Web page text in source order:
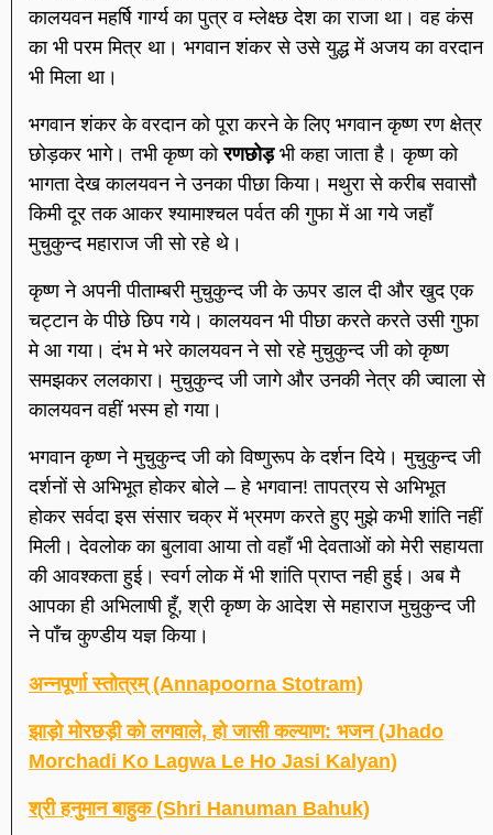
कालयवन महर्षि गार्ग्य का पुत्र व म्लेक्ष्छ देश का राजा था। वह कंस
का भी परम मित्र था। भगवान शंकर से उसे युद्ध में अजय का वरदान
भी मिला था।
भगवान शंकर के वरदान को पूरा करने के लिए भगवान कृष्ण रण क्षेत्र
छोड़कर भागे। तभी कृष्ण कोरणछोड़भी कहा जाता है। कृष्ण को
भागता देख कालयवन ने उनका पीछा किया। मथुरा से करीब सवासौ
किमी दूर तक आकर श्यामाश्‍चल पर्वत की गुफा में आ गये जहाँ
मुचुकुन्द महाराज जी सो रहे थे।
कृष्ण ने अपनी पीताम्बरी मुचुकुन्द जी के ऊपर डाल दी और खुद एक
चट्टान के पीछे छिप गये। कालयवन भी पीछा करते करते उसी गुफा
मे आ गया। दंभ मे भरे कालयवन ने सो रहे मुचुकुन्द जी को कृष्ण
समझकर ललकारा। मुचुकुन्द जी जागे और उनकी नेत्र की ज्वाला से
कालयवन वहीं भस्म हो गया।
भगवान कृष्ण ने मुचुकुन्द जी को विष्णुरूप के दर्शन दिये। मुचुकुन्द जी
दर्शनों से अभिभूत होकर बोले – हे भगवान! तापत्रय से अभिभूत
होकर सर्वदा इस संसार चक्र में भ्रमण करते हुए मुझे कभी शांति नहीं
मिली। देवलोक का बुलावा आया तो वहाँ भी देवताओं को मेरी सहायता
की आवश्कता हुई। स्वर्ग लोक में भी शांति प्राप्त नही हुई। अब मै
आपका ही अभिलाषी हूँ, श्री कृष्ण के आदेश से महाराज मुचुकुन्द जी
ने पाँच कुण्डीय यज्ञ किया।
अन्नपूर्णा स्तोत्रम् (Annapoorna Stotram)
झाड़ो मोरछड़ी को लगवाले, हो जासी कल्याण: भजन (Jhado
Morchadi Ko Lagwa Le Ho Jasi Kalyan)
श्री हनुमान बाहुक (Shri Hanuman Bahuk)